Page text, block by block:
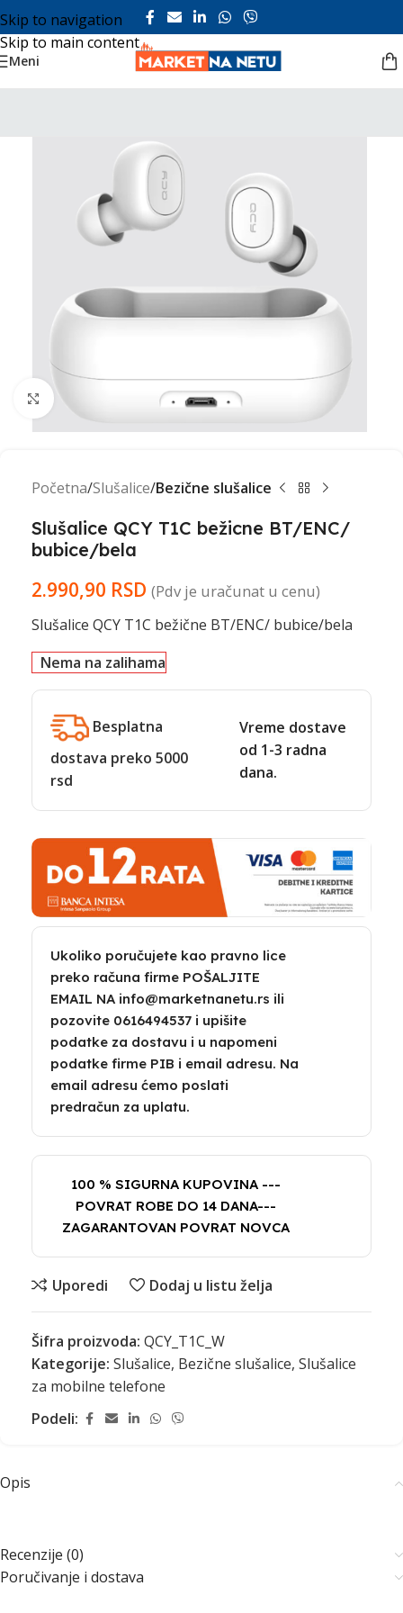
Skip to navigation
Skip to main content
Meni
Click to enlarge
Početna Slušalice Bezične slušalice
Slušalice QCY T1C bežicne BT/ENC/
bubice/bela
2.990,90 RSD (Pdv je uračunat u cenu)
Slušalice QCY T1C bežične BT/ENC/ bubice/bela
Nema na zalihama
Besplatna
dostava preko 5000
rsd
Vreme dostave
od 1-3 radna
dana.
Ukoliko poručujete kao pravno lice
preko računa firme POŠALJITE
EMAIL NA info@marketnanetu.rs ili
pozovite 0616494537 i upišite
podatke za dostavu i u napomeni
podatke firme PIB i email adresu. Na
email adresu ćemo poslati
predračun za uplatu.
100 % SIGURNA KUPOVINA ---
POVRAT ROBE DO 14 DANA---
ZAGARANTOVAN POVRAT NOVCA
Uporedi Dodaj u listu želja
Šifra proizvoda: QCY_T1C_W
Kategorije: Slušalice, Bezične slušalice, Slušalice
za mobilne telefone
Podeli:
Opis
Recenzije (0)
Poručivanje i dostava